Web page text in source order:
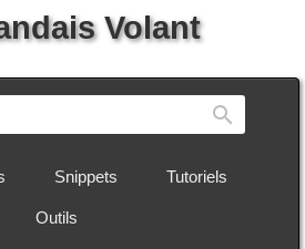
Volant
Snippets Tutoriels
Outils